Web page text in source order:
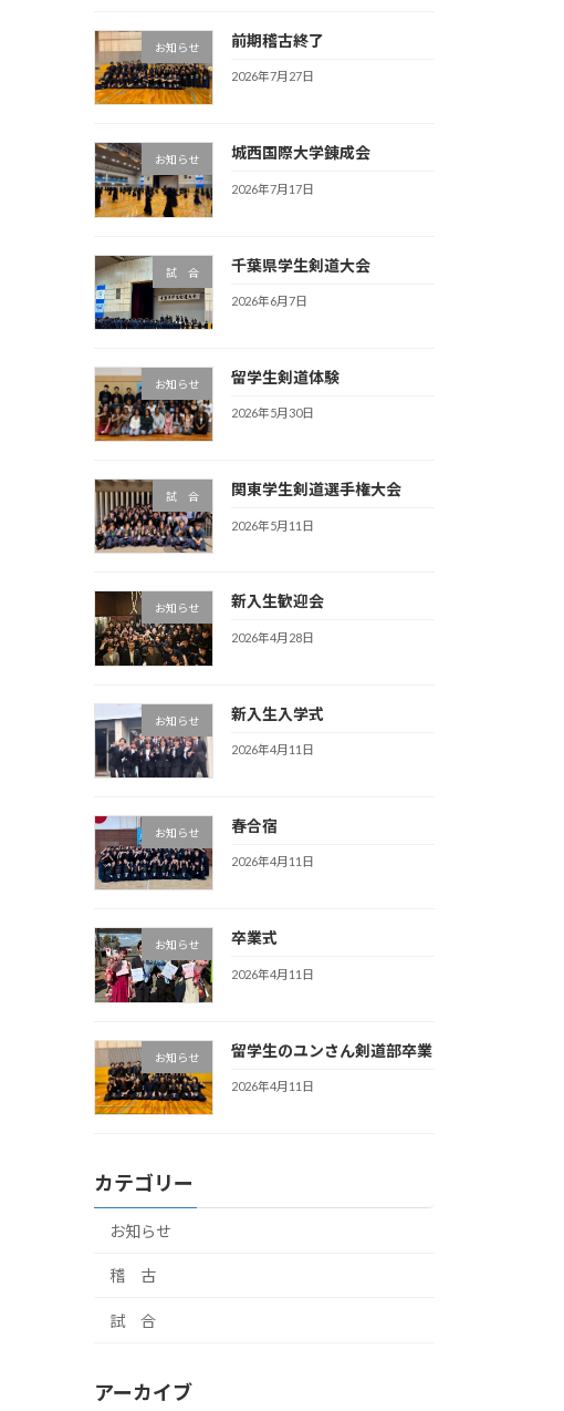
お知らせ 前期稽古終了
2026年7月27日
お知らせ 城西国際大学錬成会
2026年7月17日
試 合 千葉県学生剣道大会
2026年6月7日
お知らせ 留学生剣道体験
2026年5月30日
試 合 関東学生剣道選手権大会
2026年5月11日
お知らせ 新入生歓迎会
2026年4月28日
お知らせ 新入生入学式
2026年4月11日
お知らせ 春合宿
2026年4月11日
お知らせ 卒業式
2026年4月11日
お知らせ 留学生のユンさん剣道部卒業
2026年4月11日
カテゴリー
お知らせ
稽 古
試 合
アーカイブ